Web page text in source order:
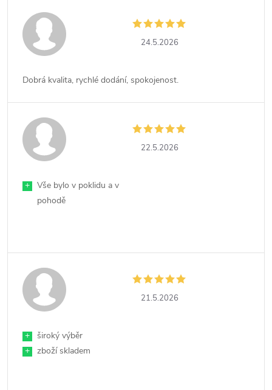
24.5.2026
Dobrá kvalita, rychlé dodání, spokojenost.
22.5.2026
+
Vše bylo v poklidu a v
pohodě
21.5.2026
+
široký výběr
+
zboží skladem